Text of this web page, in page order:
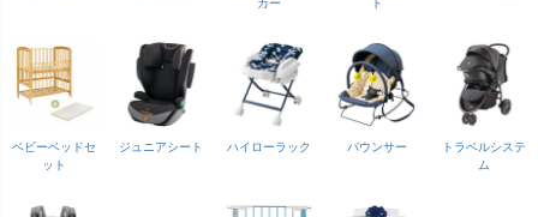
ベビーベッドセ
ット
ジュニアシート ハイローラック バウンサー
トラベルシステ
ム